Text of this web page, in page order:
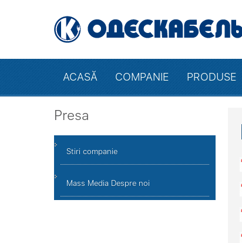
ACASĂ COMPANIE PRODUSE
Presa
Stiri companie
Mass Media Despre noi